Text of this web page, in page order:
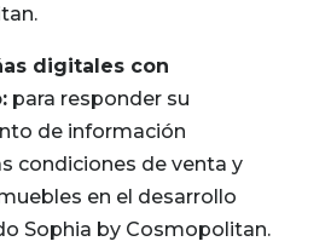
digitales con
para responder su
de información
condiciones de venta y
en el desarrollo
Sophia by Cosmopolitan.